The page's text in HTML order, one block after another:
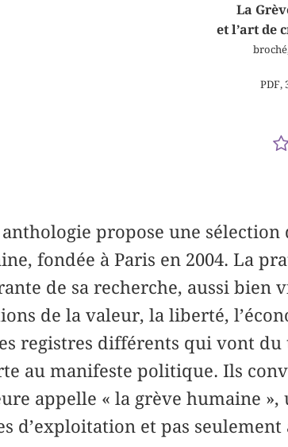
La
et l’art de
PDF,
anthologie propose une
fondée à Paris en 2004. La
de sa recherche, aussi bien
de la valeur, la liberté,
registres différents qui vont
au manifeste politique. Ils
appelle « la grève humaine
d’exploitation et pas